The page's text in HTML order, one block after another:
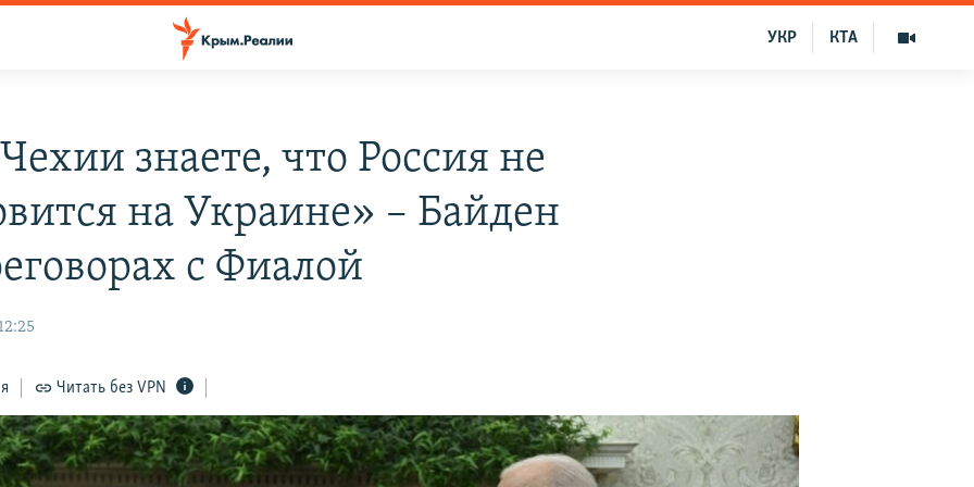
КТА
УКР
знаете, что Россия не
на Украине» – Байден
с Фиалой
Читать без VPN